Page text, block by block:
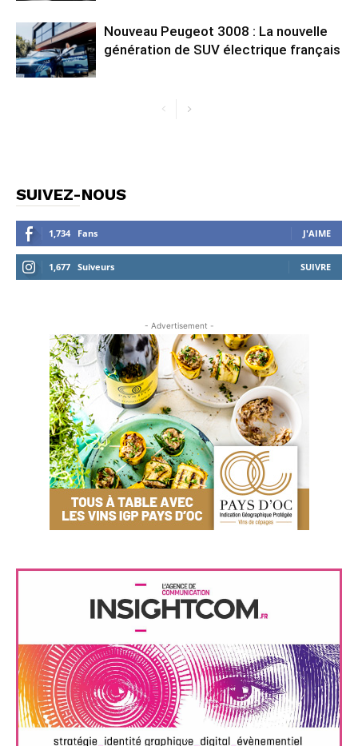
Nouveau Peugeot 3008 : La nouvelle
génération de SUV électrique français
SUIVEZ-NOUS
1,734 Fans J'AIME
1,677 Suiveurs SUIVRE
- Advertisement -